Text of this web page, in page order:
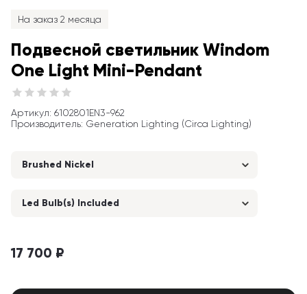
На заказ 2 месяца
Подвесной светильник Windom
One Light Mini-Pendant
Артикул: 6102801EN3-962
Производитель: Generation Lighting (Circa Lighting)
Brushed Nickel
Led Bulb(s) Included
17 700 ₽